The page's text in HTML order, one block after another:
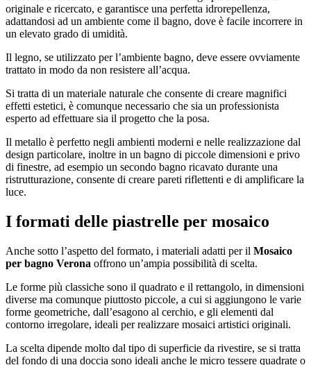
originale e ricercato, e garantisce una perfetta idrorepellenza,
adattandosi ad un ambiente come il bagno, dove è facile incorrere in
un elevato grado di umidità.
Il legno, se utilizzato per l’ambiente bagno, deve essere ovviamente
trattato in modo da non resistere all’acqua.
Si tratta di un materiale naturale che consente di creare magnifici
effetti estetici, è comunque necessario che sia un professionista
esperto ad effettuare sia il progetto che la posa.
Il metallo è perfetto negli ambienti moderni e nelle realizzazione dal
design particolare, inoltre in un bagno di piccole dimensioni e privo
di finestre, ad esempio un secondo bagno ricavato durante una
ristrutturazione, consente di creare pareti riflettenti e di amplificare la
luce.
I formati delle piastrelle per mosaico
Anche sotto l’aspetto del formato, i materiali adatti per il Mosaico
per bagno Verona offrono un’ampia possibilità di scelta.
Le forme più classiche sono il quadrato e il rettangolo, in dimensioni
diverse ma comunque piuttosto piccole, a cui si aggiungono le varie
forme geometriche, dall’esagono al cerchio, e gli elementi dal
contorno irregolare, ideali per realizzare mosaici artistici originali.
La scelta dipende molto dal tipo di superficie da rivestire, se si tratta
del fondo di una doccia sono ideali anche le micro tessere quadrate o